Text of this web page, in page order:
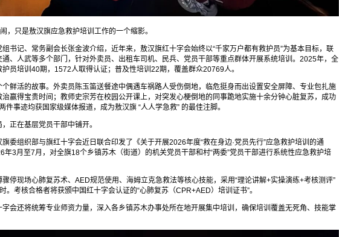
，只是敖汉旗应急救护培训工作的一个缩影。
书记、常务副会长张金波介绍，近年来，敖汉旗红十字会始终以“千家万户都有救护员”为基本目标，联
、人武等多个部门，针对外卖员、出租车司机、民兵、党员干部等重点群体开展系统培训。2025年，全
员培训40期，1572人取得认证；普及性培训22期，覆盖群众20769人。
鲜活的故事。外卖员陈玉笛送餐途中偶遇车祸路人受伤倒地，临危挺身而出设置安全屏障、专业包扎施
赢得宝贵时间；教师史宗芳在校园公开课上，对突发心梗倒地的同事跪地实施十余分钟心脏复苏，成功
事迹均获国家级媒体报道，成为敖汉旗 “人人学急救” 的最佳注脚。
正在基层党员干部中铺开。
委组织部与旗红十字会近日联合印发了《关于开展2026年度“救在身边·党员先行”应急救护培训的通
年3月至7月，对全旗18个乡镇苏木（街道）的机关党员干部和村“两委”党员干部进行系统性应急救护培
停现场心肺复苏术、AED规范使用、海姆立克急救法等核心技能，采用“理论讲解+实操演练+考核测评”
。考核合格者将获颁中国红十字会认证的“心肺复苏（CPR+AED）培训证书”。
会还将统筹专业师资力量，深入各乡镇苏木办事处所在地开展集中培训，确保培训覆盖无死角、技能掌